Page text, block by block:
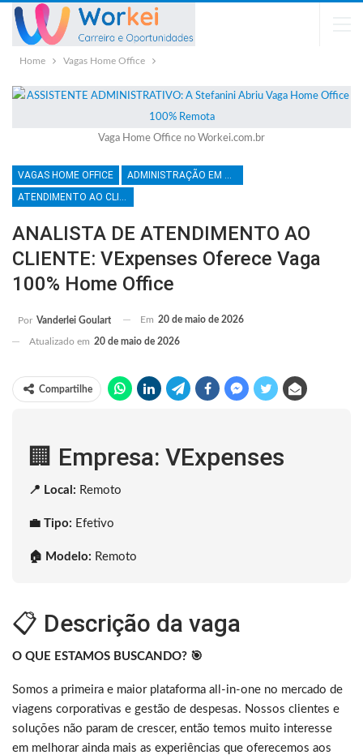
Home Vagas Home Office
Vaga Home Office no Workei.com.br
VAGAS HOME OFFICE
ADMINISTRAÇÃO EM GERAL
ATENDIMENTO AO CLIENTE
ANALISTA DE ATENDIMENTO AO
CLIENTE: VExpenses Oferece Vaga
100% Home Office
Por Vanderlei Goulart Em 20 de maio de 2026
Atualizado em 20 de maio de 2026
Compartilhe
🏢 Empresa: VExpenses
📍 Local: Remoto
💼 Tipo: Efetivo
🏠 Modelo: Remoto
📋 Descrição da vaga
O QUE ESTAMOS BUSCANDO? 🎯
Somos a primeira e maior plataforma all-in-one no mercado de
viagens corporativas e gestão de despesas. Nossos clientes e
soluções não param de crescer, então temos muito interesse
em melhorar ainda mais as experiências que oferecemos aos